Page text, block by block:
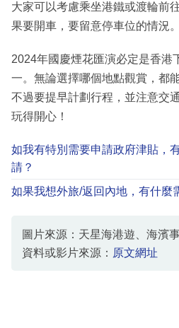
大家可以考慮乘坐港鐵或渡輪前
果要開車，要留意停車位的情況。
2024年國慶煙花匯演必定是香港
一。無論選擇哪個地點觀賞，都
不過要提早計劃行程，並注意交
玩得開心！
如我有特別需要申請政府津貼 ，
請？
如果我想外旅/返回內地，有什麼
圖片來源：天星海港遊、海濱
資料或影片來源： 原文網址